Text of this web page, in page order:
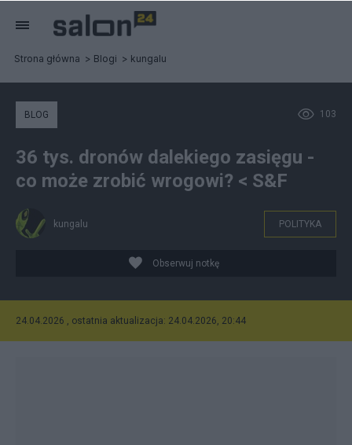
Strona główna Blogi kungalu
103
BLOG
36 tys. dronów dalekiego zasięgu -
co może zrobić wrogowi? < S&F
kungalu POLITYKA
Obserwuj notkę
24.04.2026 , ostatnia aktualizacja: 24.04.2026, 20:44